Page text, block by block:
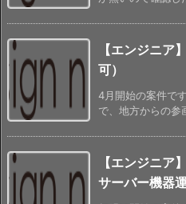
【エンジニア
可）
4月開始の案件で
で、地方からの参
【エンジニア
サーバー機器